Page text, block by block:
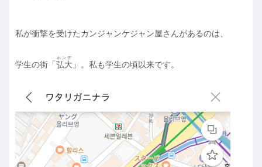
私が衝撃を受けたカンジャンケジャン屋さんがあるのは、
学生の街「 弘大
ホンデ
」。私も学生の頃以来です。